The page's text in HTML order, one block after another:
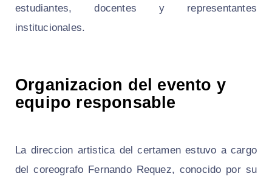
estudiantes, docentes y representantes
institucionales.
Organizacion del evento y
equipo responsable
La direccion artistica del certamen estuvo a cargo
del coreografo Fernando Requez, conocido por su